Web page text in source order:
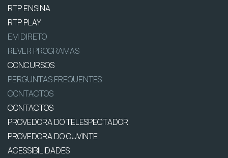
RTP ENSINA
RTP PLAY
EM DIRETO
REVER PROGRAMAS
CONCURSOS
PERGUNTAS FREQUENTES
CONTACTOS
CONTACTOS
PROVEDORA DO TELESPECTADOR
PROVEDORA DO OUVINTE
ACESSIBILIDADES